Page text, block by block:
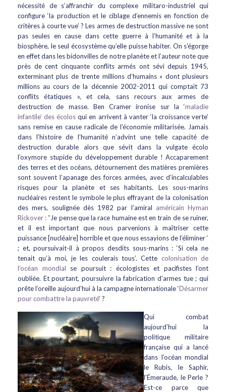
nécessité de s’affranchir du complexe militaro-industriel qui
configure ‘la production et le ciblage d’ennemis en fonction de
critères à courte vue’ ? Les armes de destruction massive ne sont
pas seules en cause dans cette guerre à l’humanité et à la
biosphère, le seul écosystème qu’elle puisse habiter. On s’égorge
en effet dans les bidonvilles de notre planète et l’auteur note que
près de cent cinquante conflits armés ont sévi depuis 1945,
exterminant plus de trente millions d’humains « dont plusieurs
millions au cours de la décennie 2002-2011 qui comptait 73
conflits étatiques », et cela, sans recours aux armes de
destruction de masse. Ben Cramer ironise sur la ‘maladie
infantile’ des écolosqui en arrivent à vanter ‘la croissance verte’
sans remise en cause radicale de l’économie militarisée. Jamais
dans l’histoire de l’humanité n’advint une telle capacité de
destruction durable alors que sévit dans la vulgate écolo
l’oxymore stupide du développement durable ! Accaparement
des terres et des océans, détournement des matières premières
sont souvent l’apanage des forces armées, avec d’incalculables
risques pour la planète et ses habitants. Les sous-marins
nucléaires restent le symbole le plus effrayant de la colonisation
des mers, soulignée dès 1982 par l’amiral américain Hyman
Rickover : " Je pense que la race humaine est en train de se ruiner,
et il est important que nous parvenions à maîtriser cette
puissance [nucléaire] horrible et que nous essayions de l’éliminer ‘
; et, poursuivait-il à propos desdits sous-marins : ‘Si cela ne
tenait qu’à moi, je les coulerais tous’. Cette colonisation de
l’océan mondial se poursuit : écologistes et pacifistes l’ont
oubliée. Et pourtant, poursuivre la fabrication d’armes tue ; qui
prête l’oreille aujourd’hui à la campagne internationale ‘Désarmer
pour combattre la pauvreté’ ?
Qui combat
aujourd’hui la
politique militaire
française qui a lancé
dans l’océan mondial
le Rubis, le Saphir,
l’Émeraude, le Perle ?
Est-ce parce que